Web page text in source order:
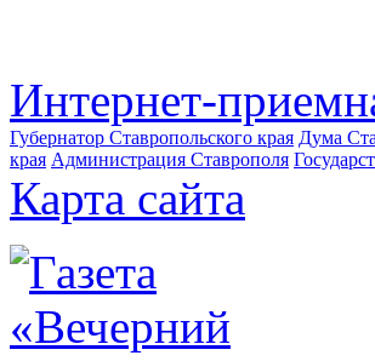
Интернет-
Губернатор Ставропольского края Дума
края Администрация Ставрополя
Карта сайта